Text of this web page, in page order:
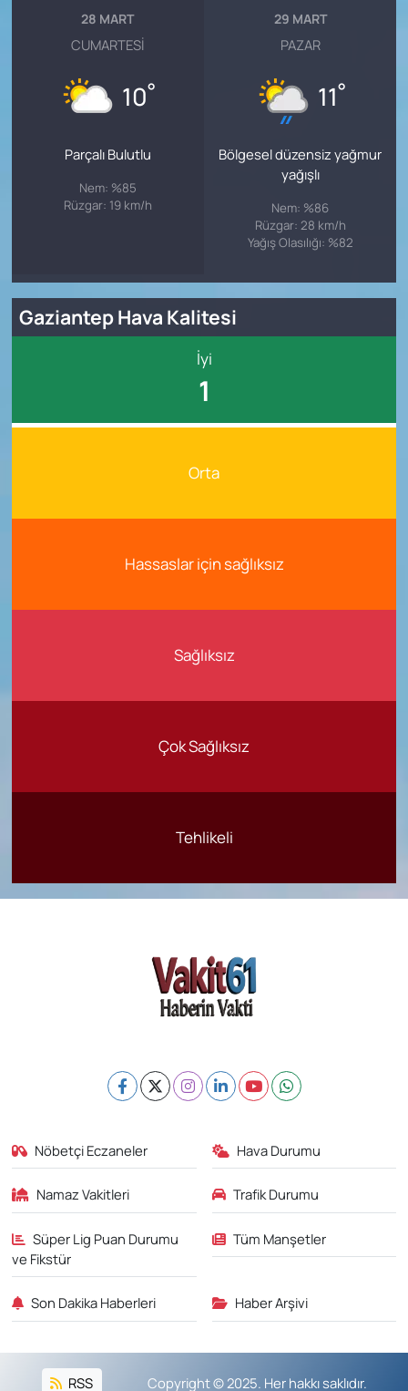
28 MART
CUMARTESI
10°
Parçalı Bulutlu
Nem: %85
Rüzgar: 19 km/h
29 MART
PAZAR
11°
Bölgesel düzensiz yağmur
yağışlı
Nem: %86
Rüzgar: 28 km/h
Yağış Olasılığı: %82
Gaziantep Hava Kalitesi
İyi
1
Orta
Hassaslar için sağlıksız
Sağlıksız
Çok Sağlıksız
Tehlikeli
Nöbetçi Eczaneler Hava Durumu
Namaz Vakitleri Trafik Durumu
Süper Lig Puan Durumu
ve Fikstür
Tüm Manşetler
Son Dakika Haberleri Haber Arşivi
RSS Copyright © 2025. Her hakkı saklıdır.